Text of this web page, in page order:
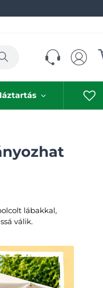
lábakkal,
válik.